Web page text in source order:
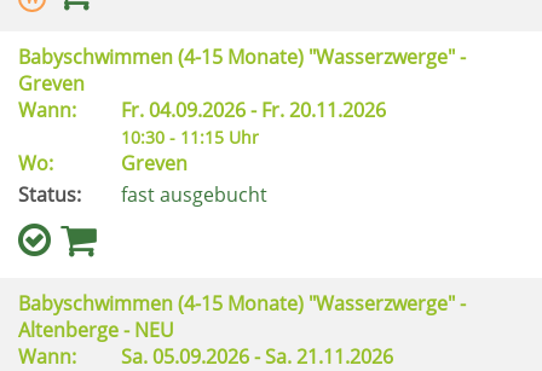
Babyschwimmen (4-15 Monate) "Wasserzwerge" -
Greven
Wann:
Fr.04.09.2026 -Fr.20.11.2026
10:30 - 11:15 Uhr
Wo:
Greven
Status:
fast ausgebucht
Babyschwimmen (4-15 Monate) "Wasserzwerge" -
Altenberge - NEU
Wann:
Sa.05.09.2026 -Sa.21.11.2026